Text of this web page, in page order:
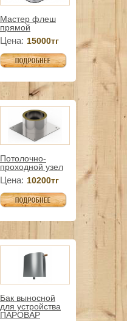
Мастер флеш
прямой
Цена: 15000тг
Потолочно-
проходной узел
Цена: 10200тг
Бак выносной
для устройства
ПАРОВАР